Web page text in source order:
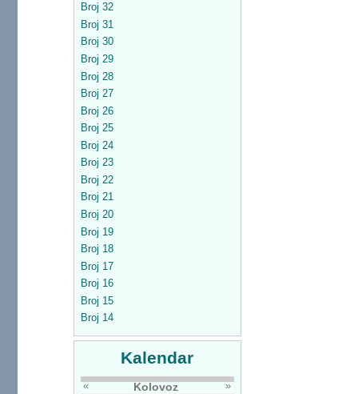
Broj 32
Broj 31
Broj 30
Broj 29
Broj 28
Broj 27
Broj 26
Broj 25
Broj 24
Broj 23
Broj 22
Broj 21
Broj 20
Broj 19
Broj 18
Broj 17
Broj 16
Broj 15
Broj 14
Kalendar
« Kolovoz
»